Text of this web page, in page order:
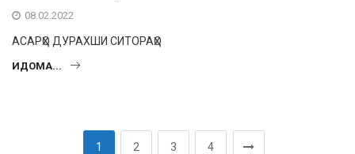
08.02.2022
АСАРҲО ДУРАХШИ СИТОРАҲО
ИДОМА...
1 2 3 4